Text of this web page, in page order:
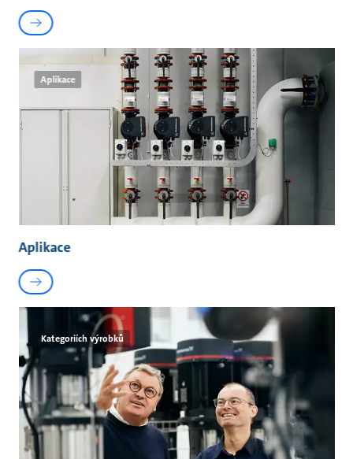
Aplikace
Aplikace
Kategoriích výrobků